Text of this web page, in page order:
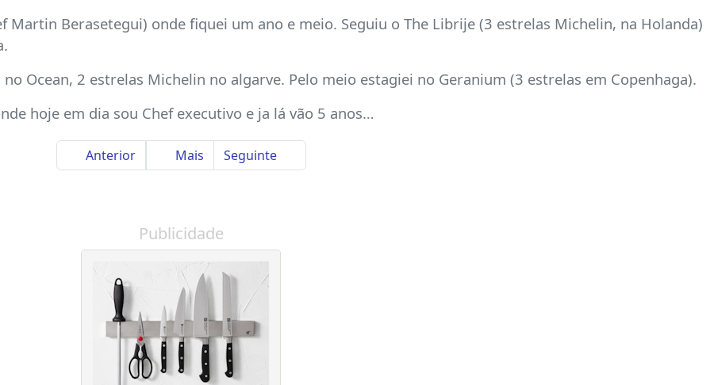
Martin Berasetegui) onde fiquei um ano e meio. Seguiu o The Librije (3 estrelas Michelin, na Holanda)
Ocean, 2 estrelas Michelin no algarve. Pelo meio estagiei no Geranium (3 estrelas em Copenhaga).
hoje em dia sou Chef executivo e ja lá vão 5 anos…
Anterior Mais Seguinte
Publicidade